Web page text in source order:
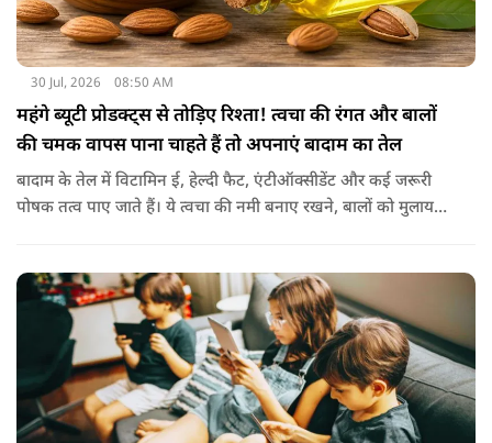
30 Jul, 2026 08:50 AM
महंगे ब्यूटी प्रोडक्ट्स से तोड़िए रिश्ता! त्वचा की रंगत और बालों
की चमक वापस पाना चाहते हैं तो अपनाएं बादाम का तेल
बादाम के तेल में विटामिन ई, हेल्दी फैट, एंटीऑक्सीडेंट और कई जरूरी
पोषक तत्व पाए जाते हैं। ये त्वचा की नमी बनाए रखने, बालों को मुलायम
पहले से ज्यादा मुलायम महसूस होते हैं। कुछ लोग बादाम के तेल को जैतून
के तेल के साथ मिलाकर भी इस्तेमाल करते हैं। इससे बालों की देखभाल
बेहतर तरीके से होती है। हालांकि अगर बाल बहुत ज्यादा झड़ रहे हों, तो
पहले त्वचा विशेषज्ञ से सलाह लेना जरूरी है।